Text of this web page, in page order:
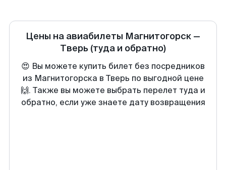
Цены на авиабилеты Магнитогорск —
Тверь (туда и обратно)
😍 Вы можете купить билет без посредников
из Магнитогорска в Тверь по выгодной цене
🙌. Также вы можете выбрать перелет туда и
обратно, если уже знаете дату возвращения